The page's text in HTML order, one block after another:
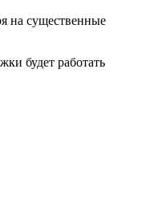
на существенные
будет работать